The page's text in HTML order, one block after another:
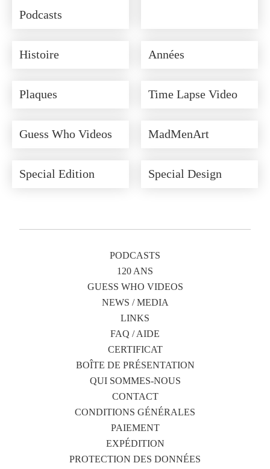
Podcasts
Histoire Années
Plaques Time Lapse Video
Guess Who Videos MadMenArt
Special Edition Special Design
PODCASTS
120 ANS
GUESS WHO VIDEOS
NEWS / MEDIA
LINKS
FAQ / AIDE
CERTIFICAT
BOÎTE DE PRÉSENTATION
QUI SOMMES-NOUS
CONTACT
CONDITIONS GÉNÉRALES
PAIEMENT
EXPÉDITION
PROTECTION DES DONNÉES